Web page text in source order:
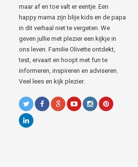
maar af en toe valt er eentje. Een
happy mama zijn blije kids en de papa
in dit verhaal niet te vergeten. We
geven jullie met plezier een kijkje in
ons leven. Familie Olivette ontdekt,
test, ervaart en hoopt met fun te
informeren, inspireren en adviseren.
Veel lees en kijk plezier.